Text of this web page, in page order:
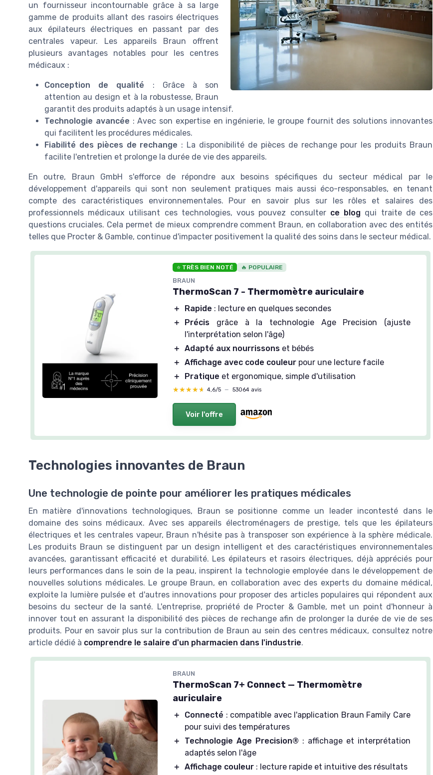
un fournisseur incontournable grâce à sa large
gamme de produits allant des rasoirs électriques
aux épilateurs électriques en passant par des
centrales vapeur. Les appareils Braun offrent
plusieurs avantages notables pour les centres
médicaux :
Conception de qualité : Grâce à son
attention au design et à la robustesse, Braun
garantit des produits adaptés à un usage intensif.
Technologie avancée : Avec son expertise en ingénierie, le groupe fournit des solutions innovantes
qui facilitent les procédures médicales.
Fiabilité des pièces de rechange : La disponibilité de pièces de rechange pour les produits Braun
facilite l'entretien et prolonge la durée de vie des appareils.
En outre, Braun GmbH s'efforce de répondre aux besoins spécifiques du secteur médical par le
développement d'appareils qui sont non seulement pratiques mais aussi éco-responsables, en tenant
compte des caractéristiques environnementales. Pour en savoir plus sur les rôles et salaires des
professionnels médicaux utilisant ces technologies, vous pouvez consulter ce blog qui traite de ces
questions cruciales. Cela permet de mieux comprendre comment Braun, en collaboration avec des entités
telles que Procter & Gamble, continue d'impacter positivement la qualité des soins dans le secteur médical.
⭐ TRÈS BIEN NOTÉ 🔥 POPULAIRE
BRAUN
ThermoScan 7 - Thermomètre auriculaire
＋ Rapide : lecture en quelques secondes
＋
Précis grâce à la technologie Age Precision (ajuste
l'interprétation selon l'âge)
＋ Adapté aux nourrissons et bébés
＋ Affichage avec code couleur pour une lecture facile
＋
Pratique et ergonomique, simple d'utilisation
★★★★★
★★★★★ 4,6/5 — 53064 avis
Voir l'offre
Technologies innovantes de Braun
Une technologie de pointe pour améliorer les pratiques médicales
En matière d'innovations technologiques, Braun se positionne comme un leader incontesté dans le
domaine des soins médicaux. Avec ses appareils électroménagers de prestige, tels que les épilateurs
électriques et les centrales vapeur, Braun n'hésite pas à transposer son expérience à la sphère médicale.
Les produits Braun se distinguent par un design intelligent et des caractéristiques environnementales
avancées, garantissant efficacité et durabilité. Les épilateurs et rasoirs électriques, déjà appréciés pour
leurs performances dans le soin de la peau, inspirent la technologie employée dans le développement de
nouvelles solutions médicales. Le groupe Braun, en collaboration avec des experts du domaine médical,
exploite la lumière pulsée et d'autres innovations pour proposer des articles populaires qui répondent aux
besoins du secteur de la santé. L'entreprise, propriété de Procter & Gamble, met un point d'honneur à
innover tout en assurant la disponibilité des pièces de rechange afin de prolonger la durée de vie de ses
produits. Pour en savoir plus sur la contribution de Braun au sein des centres médicaux, consultez notre
article dédié à comprendre le salaire d'un pharmacien dans l'industrie.
BRAUN
ThermoScan 7+ Connect — Thermomètre
auriculaire
＋ Connecté : compatible avec l'application Braun Family Care
pour suivi des températures
＋
Technologie Age Precision® : affichage et interprétation
adaptés selon l'âge
＋ Affichage couleur : lecture rapide et intuitive des résultats